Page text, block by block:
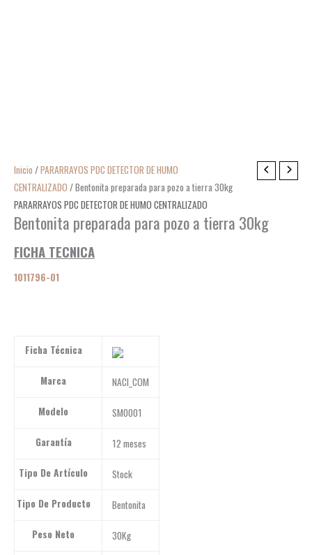
Inicio /PARARRAYOS PDC DETECTOR DE HUMO
CENTRALIZADO / Bentonita preparada para pozo a tierra 30kg
PARARRAYOS PDC DETECTOR DE HUMO CENTRALIZADO
Bentonita preparada para pozo a tierra 30kg
FICHA TECNICA
1011796-01
Ficha Técnica
Marca NACI_COM
Modelo SM0001
Garantía 12 meses
Tipo De Artículo Stock
Tipo De Producto Bentonita
Peso Neto 30Kg